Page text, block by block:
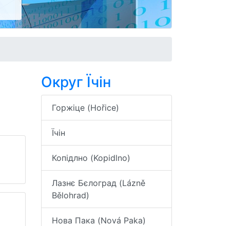
Округ Їчін
Горжіце (Hořice)
Їчін
Копідлно (Kopidlno)
Лазнє Бєлоград (Lázně
Bělohrad)
Нова Пака (Nová Paka)